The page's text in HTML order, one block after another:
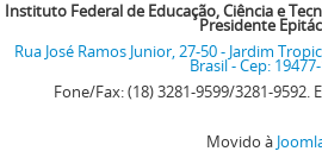
Instituto Federal de Educação, Ciência e
Presidente
Rua José Ramos Junior, 27-50 - Jardim
Brasil - Cep:
Fone/Fax: (18) 3281-9599/3281-9592.
Movido à